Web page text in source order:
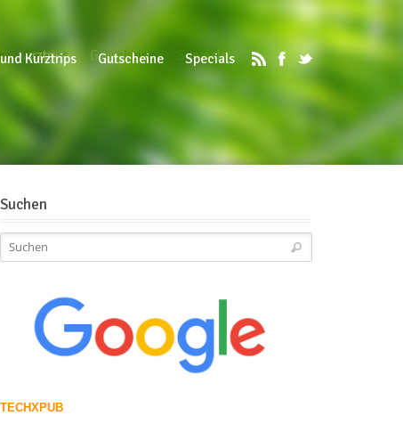
Kurztrips
Kurztrips Gutscheine
Gutscheine Specials
Specials
Suchen
TECHXPUB